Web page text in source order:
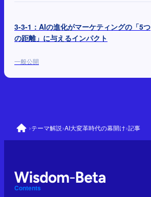
3-3-1：AIの進化がマーケティングの「5つ
の距離」に与えるインパクト
一般公開
›テーマ解説›AI大変革時代の幕開け›記事
Contents